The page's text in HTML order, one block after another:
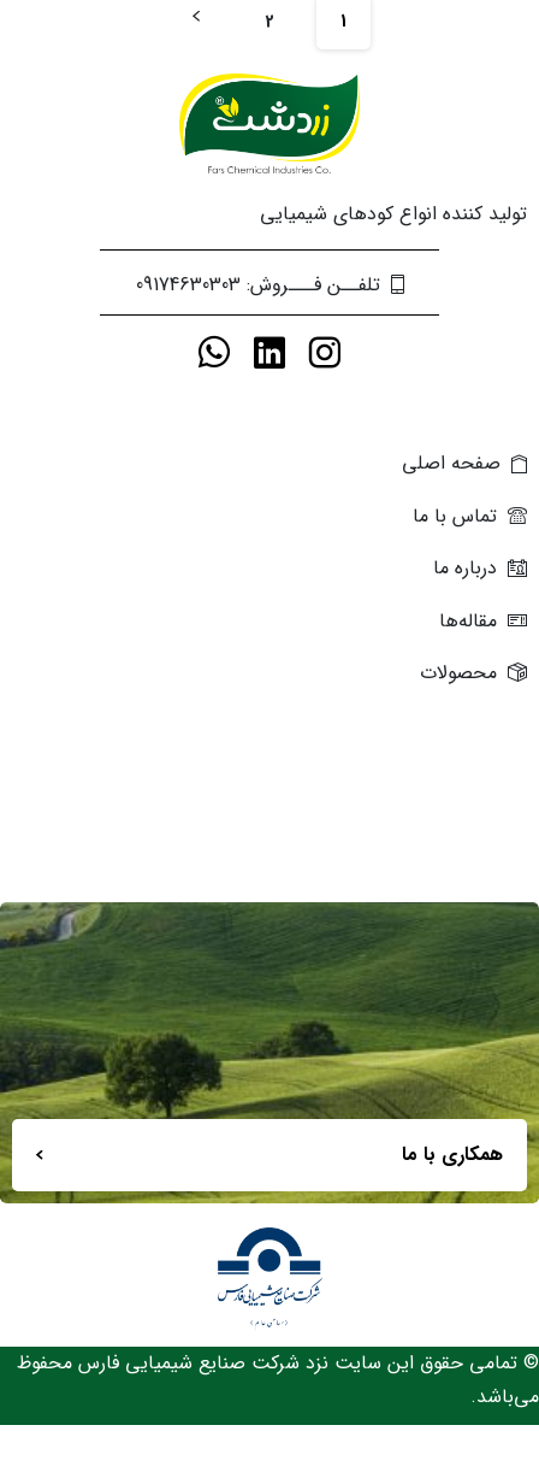
1
2
تولید کننده انواع کودهای شیمیایی
تلفــن فـــروش: 09174630303
صفحه اصلی
تماس با ما
درباره ما
مقاله‌ها
محصولات
همکاری با ما
© تمامی حقوق این سایت نزد شرکت صنایع شیمیایی فارس محفوظ
می‌باشد.